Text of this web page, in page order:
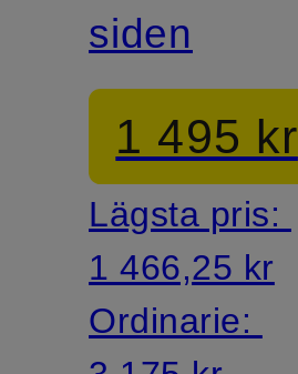
siden
1 495 kr
Lägsta pris:
1 466,25 kr
Ordinarie: